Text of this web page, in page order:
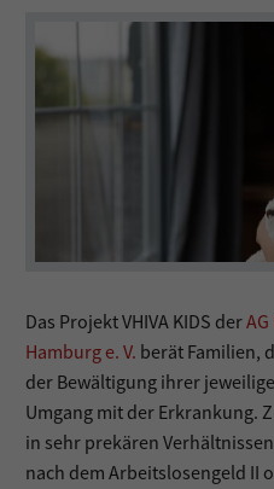
Das Projekt VHIVA KIDS der
Hamburg e. V. berät Familien,
der Bewältigung ihrer
Umgang mit der Erkrankung.
in sehr prekären
nach dem Arbeitslosengeld II